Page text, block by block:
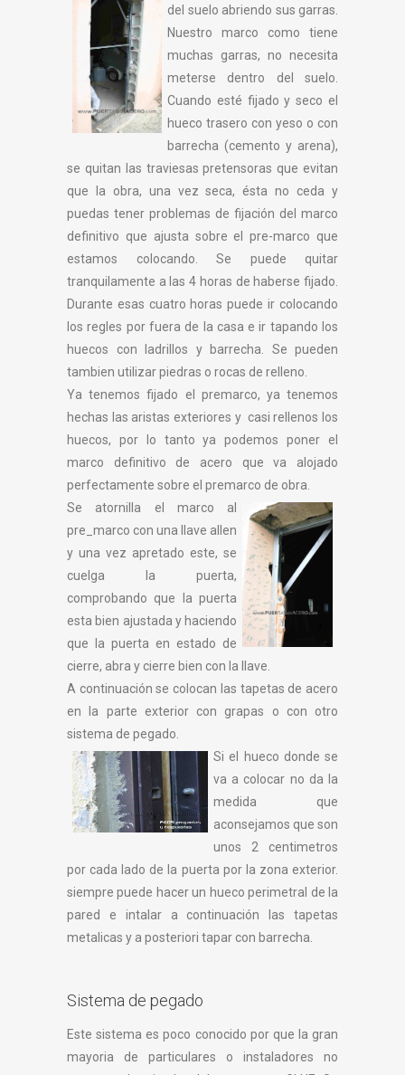
del suelo abriendo sus garras.
Nuestro marco como tiene
muchas garras, no necesita
meterse dentro del suelo.
Cuando esté fijado y seco el
hueco trasero con yeso o con
barrecha (cemento y arena),
se quitan las traviesas pretensoras que evitan
que la obra, una vez seca, ésta no ceda y
puedas tener problemas de fijación del marco
definitivo que ajusta sobre el pre-marco que
estamos colocando. Se puede quitar
tranquilamente a las 4 horas de haberse fijado.
Durante esas cuatro horas puede ir colocando
los regles por fuera de la casa e ir tapando los
huecos con ladrillos y barrecha. Se pueden
tambien utilizar piedras o rocas de relleno.
Ya tenemos fijado el premarco, ya tenemos
hechas las aristas exteriores y casi rellenos los
huecos, por lo tanto ya podemos poner el
marco definitivo de acero que va alojado
perfectamente sobre el premarco de obra.
Se atornilla el marco al
pre_marco con una llave allen
y una vez apretado este, se
cuelga la puerta,
comprobando que la puerta
esta bien ajustada y haciendo
que la puerta en estado de
cierre, abra y cierre bien con la llave.
A continuación se colocan las tapetas de acero
en la parte exterior con grapas o con otro
sistema de pegado.
Si el hueco donde se
va a colocar no da la
medida que
aconsejamos que son
unos 2 centimetros
por cada lado de la puerta por la zona exterior.
siempre puede hacer un hueco perimetral de la
pared e intalar a continuación las tapetas
metalicas y a posteriori tapar con barrecha.
Sistema de pegado
Este sistema es poco conocido por que la gran
mayoria de particulares o instaladores no